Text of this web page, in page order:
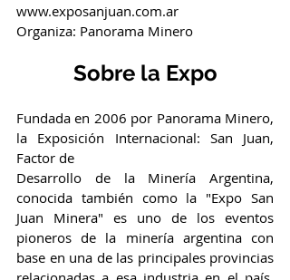
www.exposanjuan.com.ar
Organiza: Panorama Minero
Sobre la Expo
Fundada en 2006 por Panorama Minero,
la Exposición Internacional: San Juan,
Factor de
Desarrollo de la Minería Argentina,
conocida también como la "Expo San
Juan Minera" es uno de los eventos
pioneros de la minería argentina con
base en una de las principales provincias